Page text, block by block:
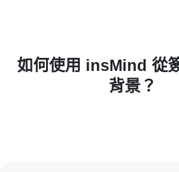
如何使用 insMind 從
背景？